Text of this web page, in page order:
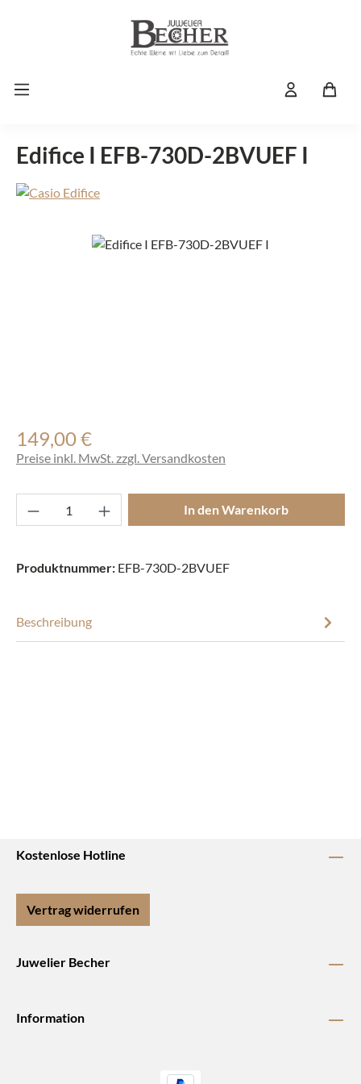
Zum Hauptinhalt springen
Edifice I EFB-730D-2BVUEF I
Bildergalerie überspringen
Regulärer Preis:
149,00 €
Preise inkl. MwSt. zzgl. Versandkosten
Produkt Anzahl: Gib den gewünschten
In den Warenkorb
Produktnummer: EFB-730D-2BVUEF
Beschreibung
Kostenlose Hotline
Vertrag widerrufen
Juwelier Becher
Information